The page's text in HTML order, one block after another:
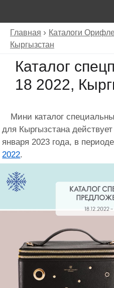
Главная Каталоги
Кыргызстан
Каталог
18 2022,
Мини каталог
для Кыргызстана
января 2023 года, в периоде
2022.